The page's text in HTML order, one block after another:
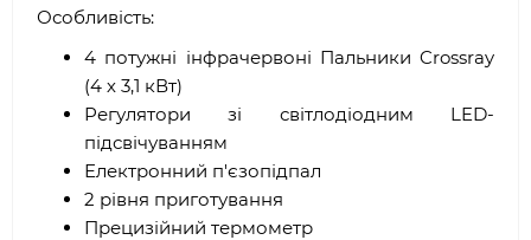
Особливість:
4 потужні інфрачервоні Пальники Crossray
(4 х 3,1 кВт)
Регулятори зі світлодіодним LED-
підсвічуванням
Електронний п'єзопідпал
2 рівня приготування
Прецизійний термометр